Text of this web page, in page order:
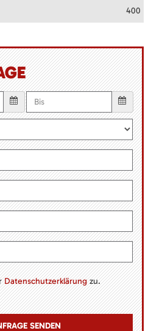
400
Datenschutzerklärungzu.